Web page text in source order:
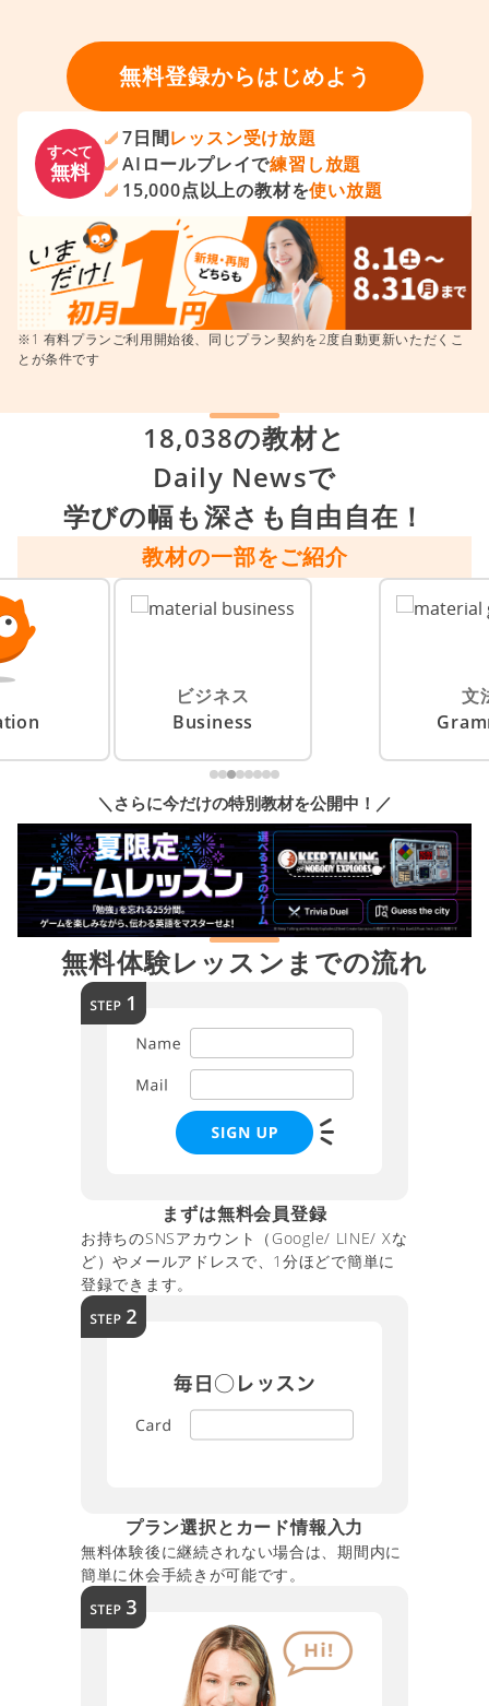
無料登録からはじめよう
すべて
無料
7日間レッスン受け放題
AIロールプレイで練習し放題
15,000点以上の教材を使い放題
※1 有料プランご利用開始後、同じプラン契約を2度自動更新いただくこ
とが条件です
18,038の教材と
Daily Newsで
学びの幅も深さも自由自在！
教材の一部をご紹介
ビジネス
Business
＼さらに今だけの特別教材を公開中！／
無料体験レッスンまでの流れ
まずは無料会員登録
お持ちのSNSアカウント（Google/ LINE/ Xな
ど）やメールアドレスで、1分ほどで簡単に
登録できます。
プラン選択とカード情報入力
無料体験後に継続されない場合は、期間内に
簡単に休会手続きが可能です。